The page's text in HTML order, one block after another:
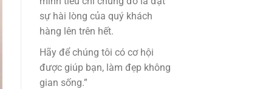
sự hài lòng của quý khách
hàng lên trên hết.
Hãy để chúng tôi có cơ hội
được giúp bạn, làm đẹp không
gian sống.”